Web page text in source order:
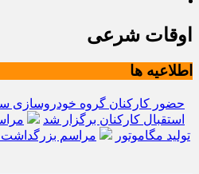
اوقات شرعی
اطلاعیه ها
حضور کارکنان گروه خودروسازی
استقبال کارکنان برگزار شد
تولید مگاموتور
مراسم